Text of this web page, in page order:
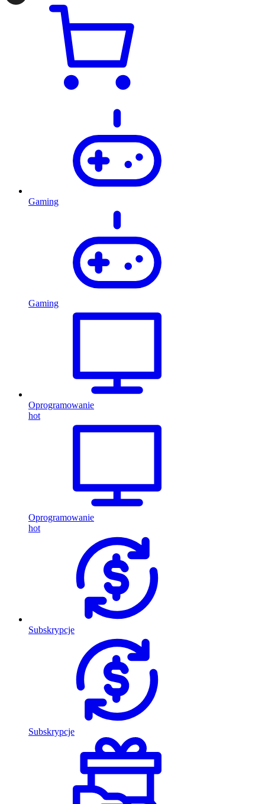
Gaming
Gaming
Oprogramowanie
hot
Oprogramowanie
hot
Subskrypcje
Subskrypcje